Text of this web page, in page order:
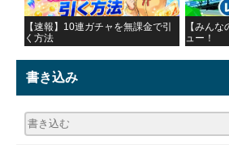
【速報】10連ガチャを無課金で引
く方法
【みん
ュー！
書き込み